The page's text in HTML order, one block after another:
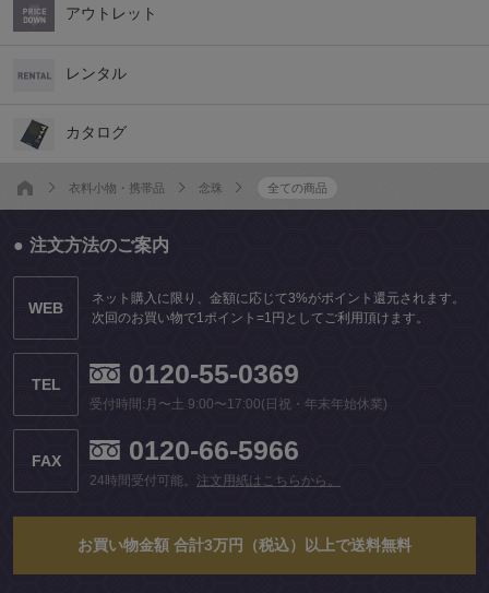
アウトレット
レンタル
カタログ
衣料小物・携帯品 念珠 全ての商品
注文方法のご案内
WEB
ネット購入に限り、金額に応じて3%がポイント還元されます。
次回のお買い物で1ポイント=1円としてご利用頂けます。
TEL 0120-55-0369
受付時間:月〜土 9:00〜17:00(日祝・年末年始休業)
FAX 0120-66-5966
24時間受付可能。 注文用紙はこちらから。
お買い物金額 合計3万円（税込）以上で送料無料